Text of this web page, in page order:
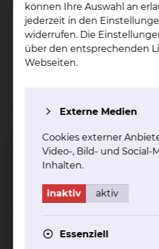
berechnet:
Unterbringung einer
45,00 EUR
Unterbringung einer
Wichtiger Hinweis
Einschränkungen
Inanspruchnahme
Inanspruchnahme
können Ihre Auswahl an
jederzeit in den
widerrufen. Die
über den entsprechenden
Webseiten.
Externe Medien
Cookies externer
Video-, Bild- und Social-
Inhalten.
inaktiv aktiv
Essenziell